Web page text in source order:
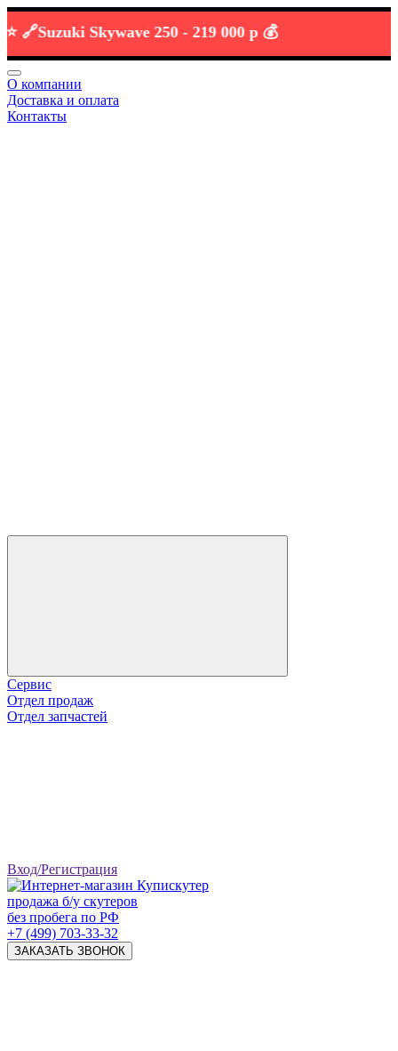
Suzuki Skywave 250 -219 000 р 💰
О компании
Доставка и оплата
Контакты
Сервис
Отдел продаж
Отдел запчастей
Вход/Регистрация
продажа б/у скутеров
без пробега по РФ
+7 (499) 703-33-32
ЗАКАЗАТЬ ЗВОНОК